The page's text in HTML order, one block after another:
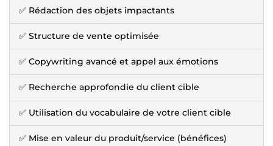
✅ Rédaction des objets impactants
✅ Structure de vente optimisée
✅ Copywriting avancé et appel aux émotions
✅ Recherche approfondie du client cible
✅ Utilisation du vocabulaire de votre client cible
✅ Mise en valeur du produit/service (bénéfices)